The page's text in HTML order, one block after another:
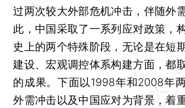
过两次较大外部危机冲击，伴随外
此，中国采取了一系列应对政策，
史上的两个特殊阶段，无论是在短
建设、宏观调控体系构建方面，都
的成果。下面以1998年和2008年
外需冲击以及中国应对为背景，着